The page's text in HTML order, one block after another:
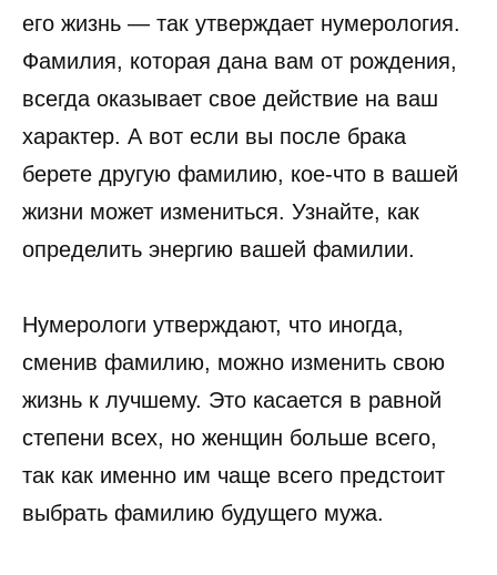
его жизнь — так утверждает нумерология.
Фамилия, которая дана вам от рождения,
всегда оказывает свое действие на ваш
характер. А вот если вы после брака
берете другую фамилию, кое-что в вашей
жизни может измениться. Узнайте, как
определить энергию вашей фамилии.
Нумерологи утверждают, что иногда,
сменив фамилию, можно изменить свою
жизнь к лучшему. Это касается в равной
степени всех, но женщин больше всего,
так как именно им чаще всего предстоит
выбрать фамилию будущего мужа.